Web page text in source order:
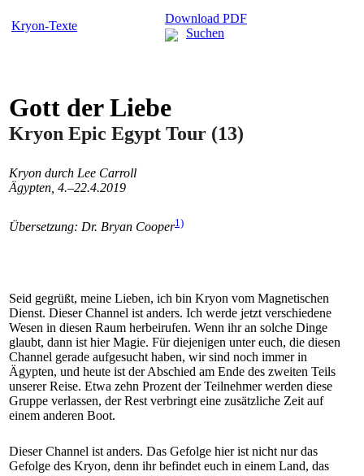
Kryon-Texte
Download PDF
Suchen
Gott der Liebe
Kryon Epic Egypt Tour (13)
Kryon durch Lee Carroll
Ägypten, 4.–22.4.2019
Übersetzung: Dr. Bryan Cooper1)
Seid gegrüßt, meine Lieben, ich bin Kryon vom Magnetischen
Dienst. Dieser Channel ist anders. Ich werde jetzt verschiedene
Wesen in diesen Raum herbeirufen. Wenn ihr an solche Dinge
glaubt, dann ist hier Magie. Für diejenigen unter euch, die diesen
Channel gerade aufgesucht haben, wir sind noch immer in
Ägypten, und heute ist der Abschied am Ende des zweiten Teils
unserer Reise. Etwa zehn Prozent der Teilnehmer werden diese
Gruppe verlassen, der Rest verbringt eine zusätzliche Zeit auf
einem anderen Boot.
Dieser Channel ist anders. Das Gefolge hier ist nicht nur das
Gefolge des Kryon, denn ihr befindet euch in einem Land, das